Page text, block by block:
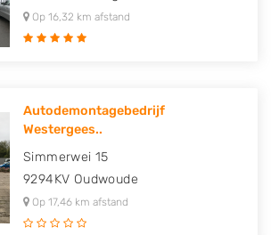
Op 16,32 km afstand
Autodemontagebedrijf
Westergees..
Simmerwei 15
9294KV Oudwoude
Op 17,46 km afstand